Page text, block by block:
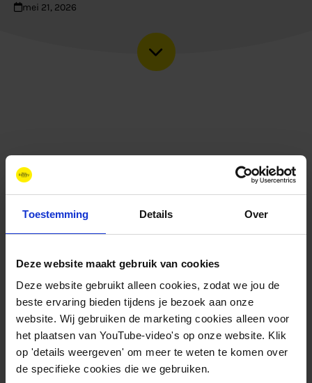
Toestemming Details Over
Deze website maakt gebruik van cookies
Deze website gebruikt alleen cookies, zodat we jou de
beste ervaring bieden tijdens je bezoek aan onze
website. Wij gebruiken de marketing cookies alleen voor
het plaatsen van YouTube-video's op onze website. Klik
op 'details weergeven' om meer te weten te komen over
de specifieke cookies die we gebruiken.
mei 21, 2026
Contact
+31 88 11 66 800
info@newenergycoalition.org
Bereikbaarheid
Ma-Do: 8:30-17:00 uur